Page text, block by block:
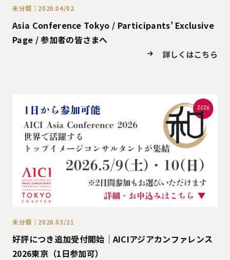
未分類｜2026.04/02
Asia Conference Tokyo / Participants’ Exclusive
Page / 参加者の皆さまへ
詳しくはこちら
未分類｜2026.03/21
好評につき追加受付開始｜AICIアジアカンファレンス
2026東京（1日参加可）